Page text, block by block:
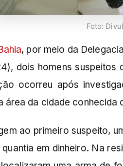
Foto:
, por meio da
dois homens
ocorreu após
área da cidade
ao primeiro suspeito,
em dinheiro. Na